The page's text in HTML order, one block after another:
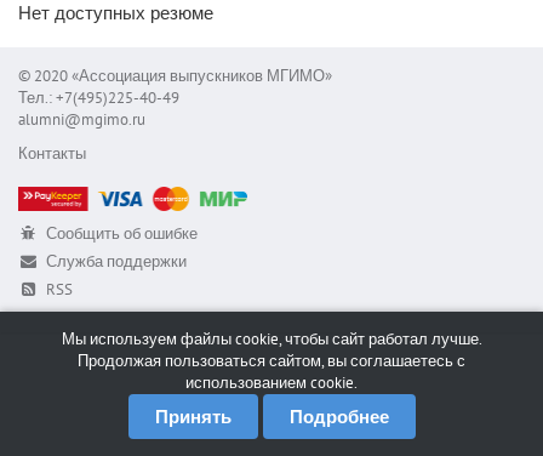
Нет доступных резюме
© 2020 «Ассоциация выпускников МГИМО»
Тел.: +7(495)225-40-49
alumni@mgimo.ru
Контакты
Сообщить об ошибке
Служба поддержки
RSS
Мы используем файлы cookie, чтобы сайт работал лучше.
Продолжая пользоваться сайтом, вы соглашаетесь с
использованием cookie.
Принять Подробнее